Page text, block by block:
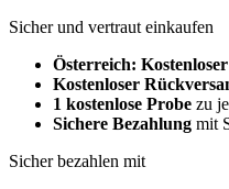
Sicher und vertraut einkaufen
Österreich:
Kostenloser
1 kostenlose Probe zu
Sichere Bezahlung mit
Sicher bezahlen mit